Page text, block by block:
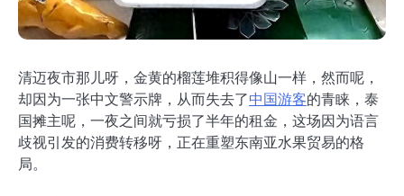
清迈夜市那儿呀，金黄的榴莲堆积得像山一样，然而呢，
却因为一张中文警示牌，从而失去了中国游客的青睐，泰
国摊主呢，一夜之间就亏损了半年的租金，这场因为语言
歧视引发的消费转移呀，正在重塑东南亚水果贸易的格
局。